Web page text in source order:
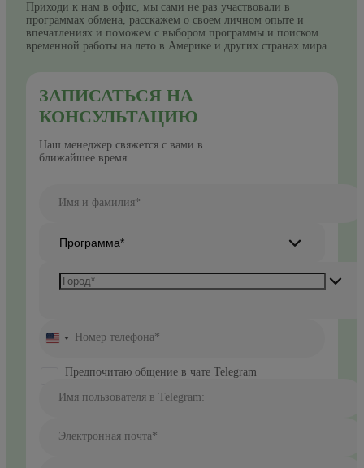
Приходи к нам в офис, мы сами не раз участвовали в
программах обмена, расскажем о своем личном опыте и
впечатлениях и поможем с выбором программы и поиском
временной работы на лето в Америке и других странах мира.
ЗАПИСАТЬСЯ НА
КОНСУЛЬТАЦИЮ
Наш менеджер свяжется с вами в
ближайшее время
Имя и фамилия*
Программа*
United
+1
Номер телефона*
Предпочитаю общение в чате Telegram
Имя пользователя в Telegram:
Электронная почта*